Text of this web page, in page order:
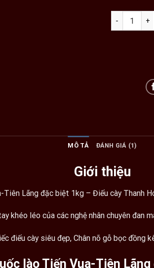
Thuốc lào
MÔ TẢ ĐÁNH GIÁ (1)
Giới thiệu
Tiên Lãng đặc biệt 1kg – Điếu cày Thanh
khéo léo của các nghệ nhân chuyên đan
điếu cày siêu đẹp, Chân nõ gỗ bọc đồng
lào Tiến Vua-Tiên